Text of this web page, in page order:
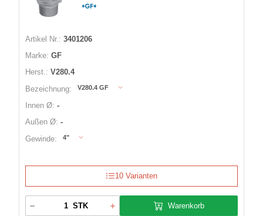
Artikel Nr.: 3401206
Marke: GF
Herst.: V280.4
Bezeichnung:
V280.4 GF
Innen Ø: -
Außen Ø: -
Gewinde:
4"
10 Varianten
STK Warenkorb